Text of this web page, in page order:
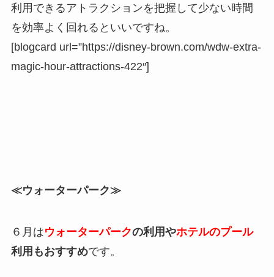
利用できるアトラクションを把握して少ない時間
を効率よく回れるといいですね。
[blogcard url=”https://disney-brown.com/wdw-extra-
magic-hour-attractions-422″]
≪ウォーターパーク≫
６月はウォーターパークの利用やホテルのプール
利用もおすすめです。